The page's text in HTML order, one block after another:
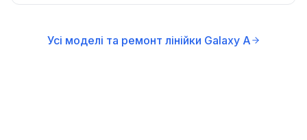
Усі моделі та ремонт лінійки Galaxy A